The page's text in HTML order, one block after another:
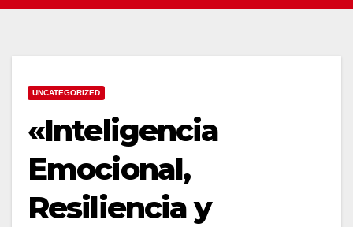
UNCATEGORIZED
«Inteligencia
Emocional,
Resiliencia y